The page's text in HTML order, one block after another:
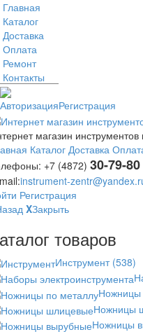
Главная
Каталог
Доставка
Оплата
Ремонт
Контакты
АвторизацияРегистрация
магазин инструментов
Каталог Доставка
+7 (4872) 30-79-80
instrument-
Регистрация
XЗакрыть
товаров
Инструмент (538)
Ножницы
Ножницы
Ножницы